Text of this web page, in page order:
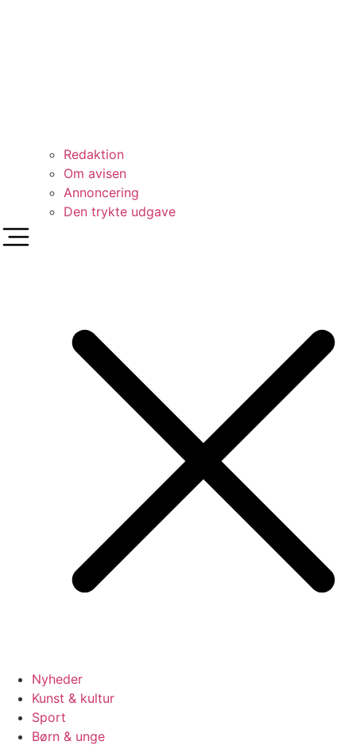
Redaktion
Om avisen
Annoncering
Den trykte udgave
Nyheder
Kunst & kultur
Sport
Børn & unge